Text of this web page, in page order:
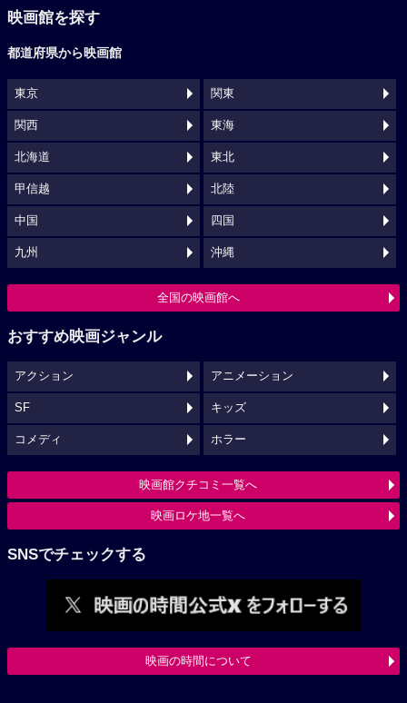
映画館を探す
都道府県から映画館
東京 関東
関西 東海
北海道 東北
甲信越 北陸
中国 四国
九州 沖縄
全国の映画館へ
おすすめ映画ジャンル
アクション アニメーション
SF キッズ
コメディ ホラー
映画館クチコミ一覧へ
映画ロケ地一覧へ
SNSでチェックする
映画の時間について